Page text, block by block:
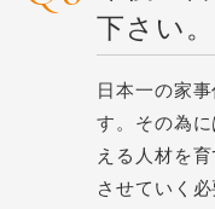
下さい。
日本一の家
す。その為
える人材を
させていく